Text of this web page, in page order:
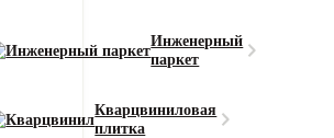
Инженерный
паркет
Кварцвиниловая
плитка
IVC Creative Spark 621